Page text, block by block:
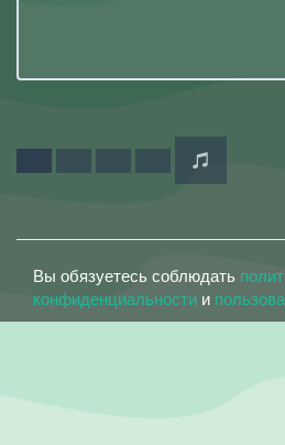
Вы обязуетесь соблюдать
конфиденциальности и